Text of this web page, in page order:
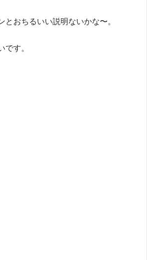
とおちるいい説明ないかな〜。
です。